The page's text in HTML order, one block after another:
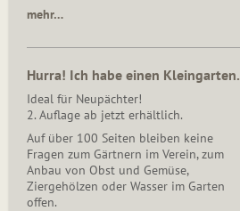
mehr…
Hurra! Ich habe einen Kleingarten.
Ideal für Neupächter!
2. Auflage ab jetzt erhältlich.
Auf über 100 Seiten bleiben keine
Fragen zum Gärtnern im Verein, zum
Anbau von Obst und Gemüse,
Ziergehölzen oder Wasser im Garten
offen.